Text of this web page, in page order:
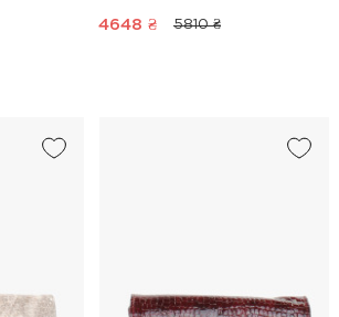
4648 ₴ 5810 ₴